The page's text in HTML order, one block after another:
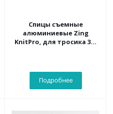
Спицы съемные
алюминиевые Zing
KnitPro, для тросика 35-
Подробнее